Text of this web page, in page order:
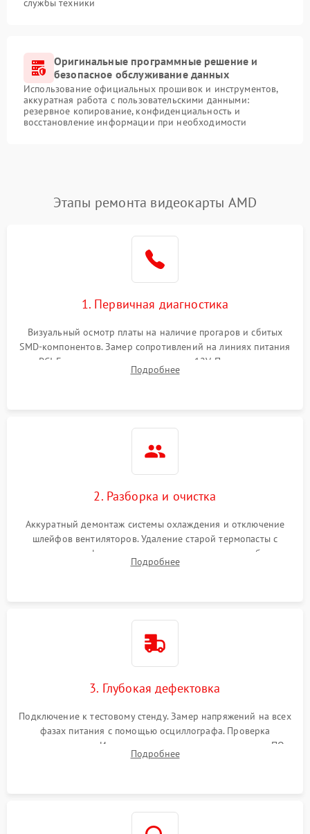
службы техники
Оригинальные программные решение и
безопасное обслуживание данных
Использование официальных прошивок и инструментов,
аккуратная работа с пользовательскими данными:
резервное копирование, конфиденциальность и
восстановление информации при необходимости
Этапы ремонта видеокарты AMD
1. Первичная диагностика
Визуальный осмотр платы на наличие прогаров и сбитых
SMD-компонентов. Замер сопротивлений на линиях питания
PCI-E и дополнительных разъемах 12V. Проверка на
короткое замыкание основных дросселей питания GPU и
Подробнее
2. Разборка и очистка
Аккуратный демонтаж системы охлаждения и отключение
шлейфов вентиляторов. Удаление старой термопасты с
кристалла графического чипа и термопрокладок с банок
памяти и зоны VRM. Очистка платы от пыли и окислов.
Подробнее
3. Глубокая дефектовка
Подключение к тестовому стенду. Замер напряжений на всех
фазах питания с помощью осциллографа. Проверка
инициализации. Использование специализированного ПО
MATS
Подробнее